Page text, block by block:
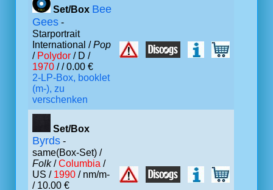
Set/Box Bee
Gees -
Starportrait
International /Pop
/ Polydor / D /
1970 / / 0.00 €
2-LP-Box, booklet
(m-), zu
verschenken
Set/Box
Byrds -
same(Box-Set) /
Folk/Columbia /
US / 1990 / nm/m-
/ 10.00 €